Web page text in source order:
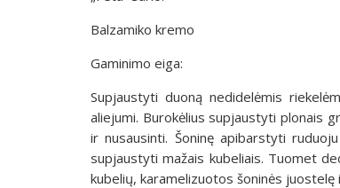
Balzamiko kremo
Gaminimo eiga:
Supjaustyti duoną nedidelėmis
aliejumi. Burokėlius supjaustyti plonais
ir nusausinti. Šoninę apibarstyti
supjaustyti mažais kubeliais. Tuomet
kubelių, karamelizuotos šoninės juostelę